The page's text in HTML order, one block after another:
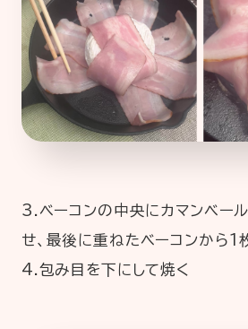
3.ベーコンの中央にカマンベー
せ、最後に重ねたベーコンから1
4.包み目を下にして焼く